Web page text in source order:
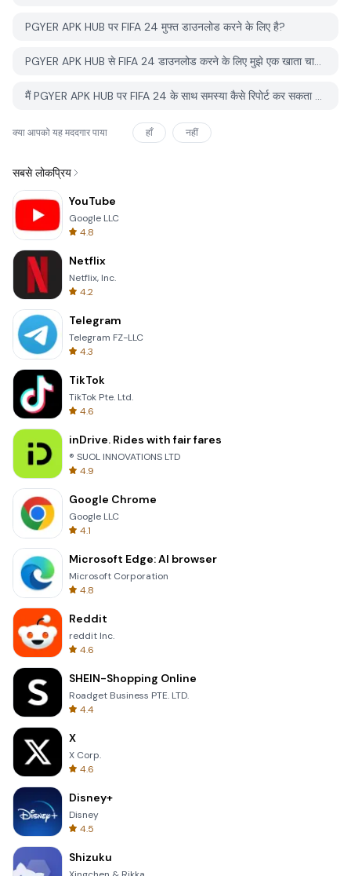
PGYER APK HUB पर FIFA 24 मुफ्त डाउनलोड करने के लिए है?
PGYER APK HUB से FIFA 24 डाउनलोड करने के लिए मुझे एक खाता चाहिए?
मैं PGYER APK HUB पर FIFA 24 के साथ समस्या कैसे रिपोर्ट कर सकता हूँ?
क्या आपको यह मददगार पाया हाँ नहीं
सबसे लोकप्रिय
YouTube
Google LLC
4.8
Netflix
Netflix, Inc.
4.2
Telegram
Telegram FZ-LLC
4.3
TikTok
TikTok Pte. Ltd.
4.6
inDrive. Rides with fair fares
® SUOL INNOVATIONS LTD
4.9
Google Chrome
Google LLC
4.1
Microsoft Edge: AI browser
Microsoft Corporation
4.8
Reddit
reddit Inc.
4.6
SHEIN-Shopping Online
Roadget Business PTE. LTD.
4.4
X
X Corp.
4.6
Disney+
Disney
4.5
Shizuku